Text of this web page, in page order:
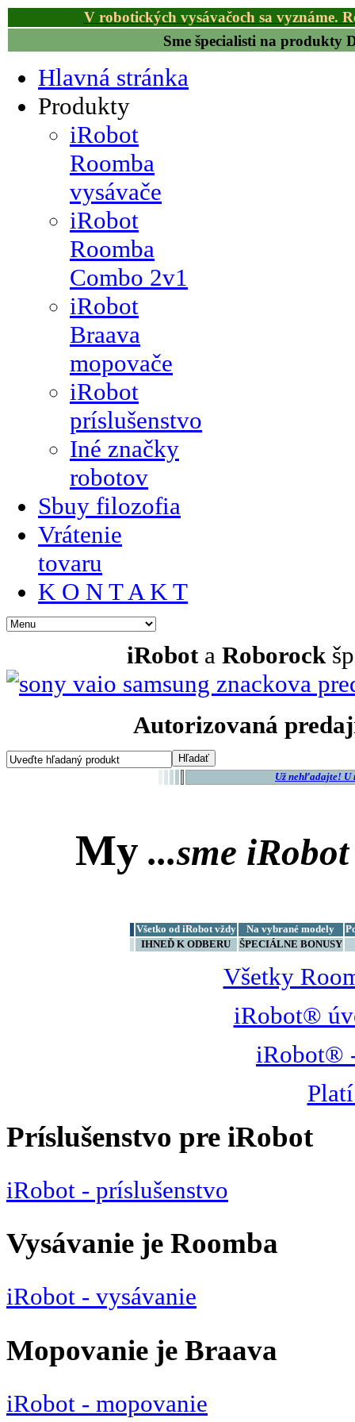
V robotických vysávačoch sa vyznáme.
Sme špecialisti na produkty
Hlavná stránka
Produkty
iRobot
Roomba
vysávače
iRobot
Roomba
Combo 2v1
iRobot
Braava
mopovače
iRobot
príslušenstvo
Iné značky
robotov
Sbuy filozofia
Vrátenie
tovaru
K O N T A K T
iRobot a Roborock
Autorizovaná
Už nehľadajte! U
My ...sme iRobot
Všetko od iRobot vždy Na vybrané modely
IHNEĎ K ODBERU
ŠPECIÁLNE BONUSY
Všetky
iRobot®
iRobot®
Príslušenstvo pre iRobot
iRobot - príslušenstvo
Vysávanie je Roomba
iRobot - vysávanie
Mopovanie je Braava
iRobot - mopovanie